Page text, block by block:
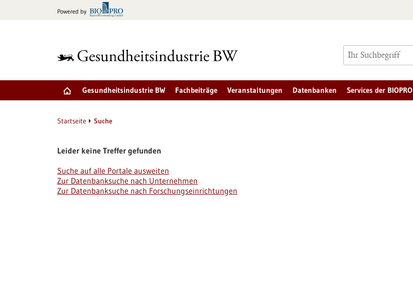
Powered by
Gesundheitsindustrie BW Fachbeiträge Veranstaltungen Datenbanken Services der BIOPRO
Startseite Suche
Leider keine Treffer gefunden
Suche auf alle Portale ausweiten
Zur Datenbanksuche nach Unternehmen
Zur Datenbanksuche nach Forschungseinrichtungen